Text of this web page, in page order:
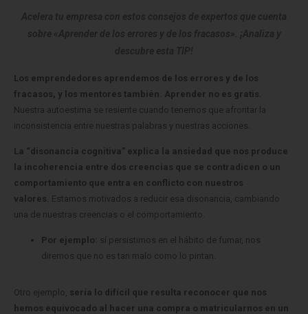
Los emprendedores aprendemos de los errores y de los
fracasos, y los mentores también. Aprender no es gratis.
Nuestra autoestima se resiente cuando tenemos que afrontar la
inconsistencia entre nuestras palabras y nuestras acciones.
La “disonancia cognitiva” explica la ansiedad que nos produce
la incoherencia entre dos creencias que se contradicen o un
comportamiento que entra en conflicto con nuestros
valores. Estamos motivados a reducir esa disonancia, cambiando
una de nuestras creencias o el comportamiento.
Por ejemplo:
sí persistimos en el hábito de fumar, nos
diremos que no es tan malo como lo pintan.
Otro ejemplo, sería lo difícil que resulta reconocer que nos
hemos equivocado al hacer una compra o matricularnos en un